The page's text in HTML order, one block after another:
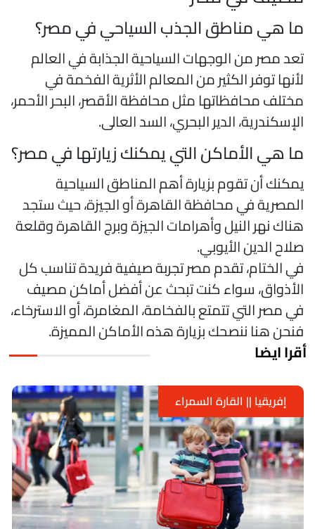
هي مناطق الجذب السياحي في مصر؟
مصر من الوجهات السياحية الجذابة في العالم
توفر الكثير من المعالم الأثرية الفخمة في
محافظاتها مثل محافظة الأقصر، البحر الأحمر،
الدير البحري، السد العالى.
هي الأماكن التي يمكنك زيارتها في مصر؟
أن تقوم بزيارة أهم المناطق السياحية
في محافظة القاهرة أو الجيزة، حيث ستجد
نهر النيل وأهرامات الجيزة وبرج القاهرة وقلعة
الدين الأيوبي.
الختام، تقدم مصر تجربة صيفية فريدة تناسب كل
سواء كنت تبحث عن أفضل أماكن مصيف
مصر التي تتمتع بالفخامة، المغامرة، أو الاسترخاء،
هنا ننصحك بزيارة هذه الأماكن المميزة.
ايضا
إفريقيا || القارة السمراء